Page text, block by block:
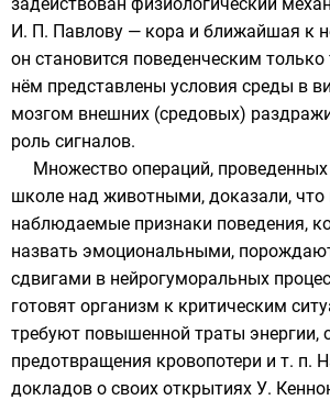
И. П. Павлову — кора и ближайшая к
он становится поведенческим только
нём представлены условия среды в
мозгом внешних (средовых)
роль сигналов.
Множество операций,
школе над животными, доказали, что
наблюдаемые признаки поведения,
назвать эмоциональными,
сдвигами в нейрогуморальных
готовят организм к критическим
требуют повышенной траты энергии,
предотвращения кровопотери и т. п.
докладов о своих открытиях У.